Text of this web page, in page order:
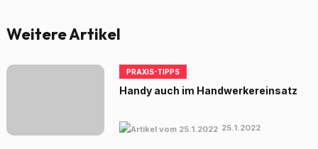
Weitere Artikel
PRAXIS-TIPPS
Handy auch im Handwerkereinsatz
25.1.2022